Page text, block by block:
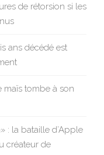
de rétorsion si les
ans décédé est
maïs tombe à son
: la bataille d’Apple
créateur de